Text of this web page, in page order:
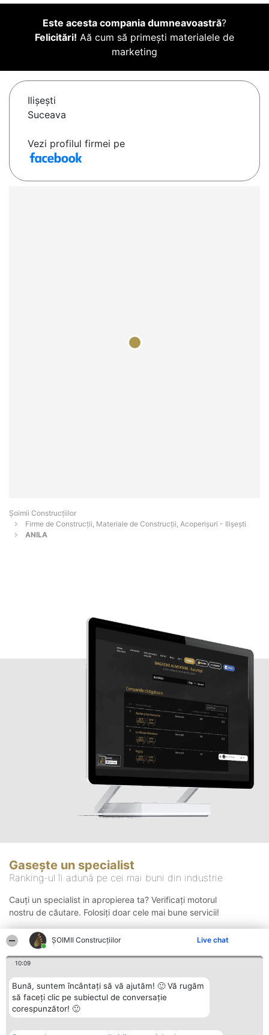
ȘOIMII Construcțiilor Live chat
10:09
Bună, suntem încântați să vă ajutăm! 🙂 Vă rugăm
să faceți clic pe subiectul de conversație
corespunzător! 🙂
Este acesta compania dumneavoastră?
Felicitări! Aă cum să primești materialele de
marketing
Ilişeşti
Suceava
Vezi profilul firmei pe
Șoimii Construcțiilor
Firme de Construcții, Materiale de Construcții, Acoperișuri - Ilişeşti
ANILA
Gasește un specialist
Ranking-ul îi adună pe cei mai buni din industrie
Cauți un specialist in apropierea ta? Verificați motorul
nostru de căutare. Folosiți doar cele mai bune servicii!